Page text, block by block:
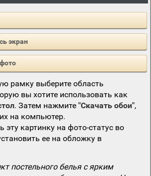
экран
рамку выберите область
вы хотите использовать как
. Затем нажмите "Скачать обои",
на компьютер.
эту картинку на фото-статус во
ее на обложку в
постельного белья с ярким